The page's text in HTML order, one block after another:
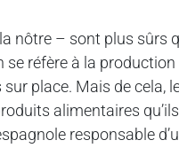
nôtre – sont plus sûrs
se réfère à la
place. Mais de cela,
alimentaires
responsable